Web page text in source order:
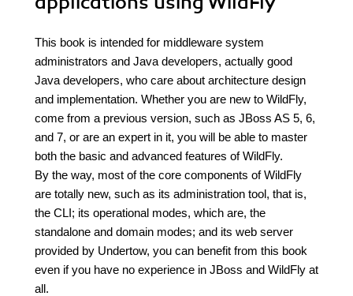
This book is intended for middleware system
administrators and Java developers, actually good
Java developers, who care about architecture design
and implementation. Whether you are new to WildFly,
come from a previous version, such as JBoss AS 5, 6,
and 7, or are an expert in it, you will be able to master
both the basic and advanced features of WildFly.
By the way, most of the core components of WildFly
are totally new, such as its administration tool, that is,
the CLI; its operational modes, which are, the
standalone and domain modes; and its web server
provided by Undertow, you can benefit from this book
even if you have no experience in JBoss and WildFly at
all.